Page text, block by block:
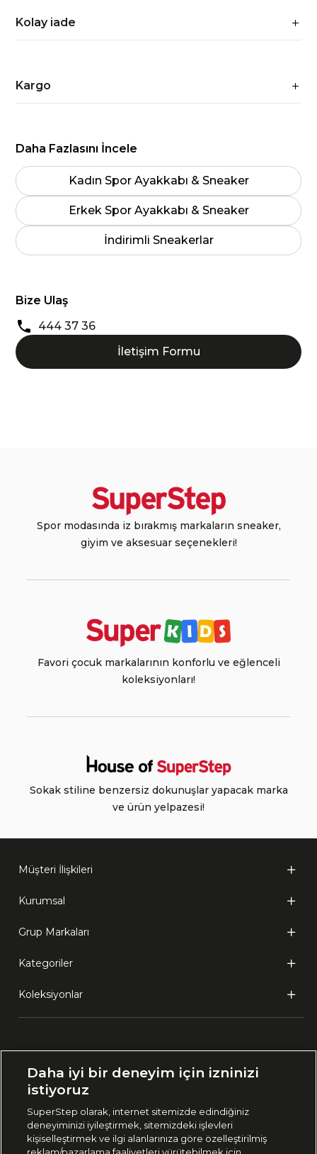
Kolay iade
Kargo
Daha Fazlasını İncele
Kadın Spor Ayakkabı & Sneaker
Erkek Spor Ayakkabı & Sneaker
İndirimli Sneakerlar
Bize Ulaş
444 37 36
İletişim Formu
Spor modasında iz bırakmış markaların sneaker,
giyim ve aksesuar seçenekleri!
Favori çocuk markalarının konforlu ve eğlenceli
koleksiyonları!
Sokak stiline benzersiz dokunuşlar yapacak marka
ve ürün yelpazesi!
Müşteri İlişkileri
Kurumsal
Grup Markaları
Kategoriler
Koleksiyonlar
🇹🇷 Türkiye
444 37 36
Daha iyi bir deneyim için izninizi
istiyoruz
SuperStep olarak, internet sitemizde edindiğiniz
deneyiminizi iyileştirmek, sitemizdeki işlevleri
kişiselleştirmek ve ilgi alanlarınıza göre özelleştirilmiş